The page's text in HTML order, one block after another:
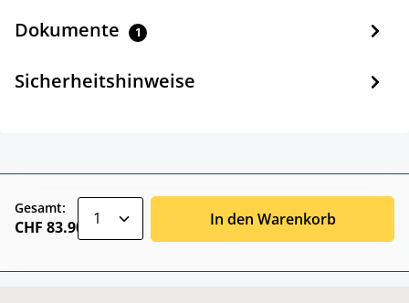
Dokumente 1
Sicherheitshinweise
Gesamt:
CHF 83.90 In den Warenkorb